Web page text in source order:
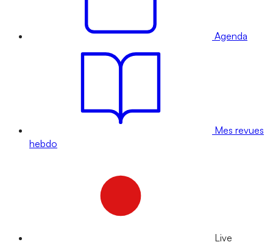
Agenda
Mes revues
hebdo
Live